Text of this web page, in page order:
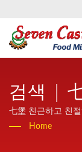
검색
七堡 친근하고 친
전 세계에 고품질
Home